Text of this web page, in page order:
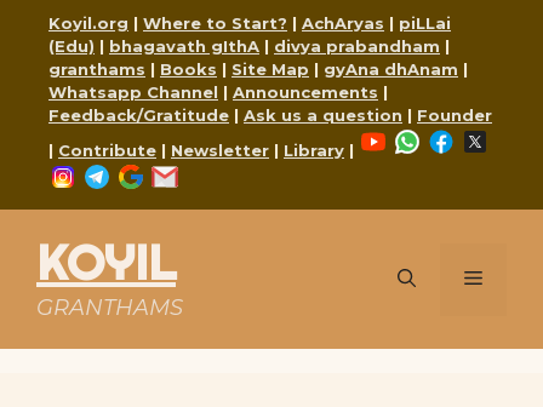
content
Koyil.org | Where to Start? | AchAryas | piLLai
(Edu) | bhagavath gIthA | divya prabandham |
granthams | Books | Site Map | gyAna dhAnam |
Whatsapp Channel | Announcements |
Feedback/Gratitude | Ask us a question | Founder
| Contribute | Newsletter | Library |
YouTubeWhatsApp
Facebook
Instagram
Telegram
Google
KOYIL
GRANTHAMS
Menu